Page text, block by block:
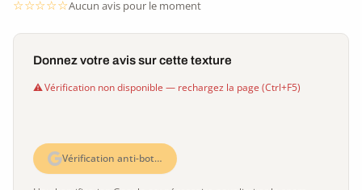
Aucun avis pour le moment
Donnez votre avis sur cette texture
Vérification non disponible — rechargez la page (Ctrl+F5)
Vérification anti-bot…